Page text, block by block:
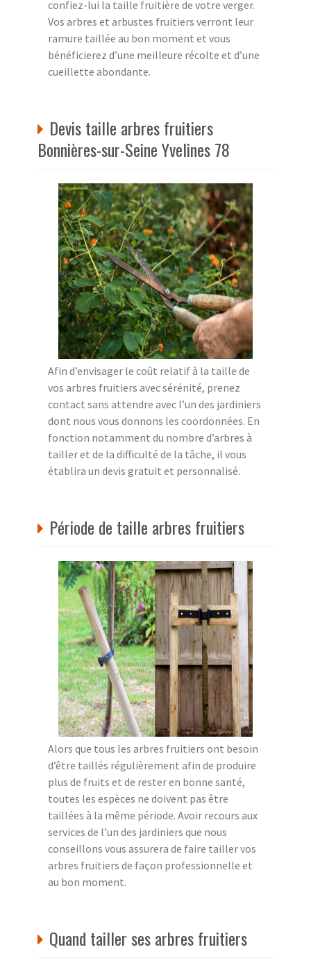
confiez-lui la taille fruitière de votre verger.
Vos arbres et arbustes fruitiers verront leur
ramure taillée au bon moment et vous
bénéficierez d’une meilleure récolte et d’une
cueillette abondante.
Devis taille arbres fruitiers
Bonnières-sur-Seine Yvelines 78
Afin d’envisager le coût relatif à la taille de
vos arbres fruitiers avec sérénité, prenez
contact sans attendre avec l’un des jardiniers
dont nous vous donnons les coordonnées. En
fonction notamment du nombre d’arbres à
tailler et de la difficulté de la tâche, il vous
établira un devis gratuit et personnalisé.
Période de taille arbres fruitiers
Alors que tous les arbres fruitiers ont besoin
d’être taillés régulièrement afin de produire
plus de fruits et de rester en bonne santé,
toutes les espèces ne doivent pas être
taillées à la même période. Avoir recours aux
services de l’un des jardiniers que nous
conseillons vous assurera de faire tailler vos
arbres fruitiers de façon professionnelle et
au bon moment.
Quand tailler ses arbres fruitiers